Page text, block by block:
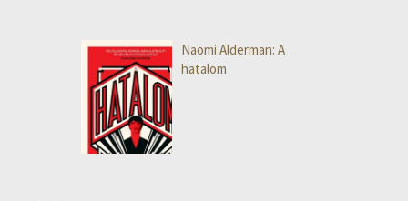
Naomi Alderman: A
hatalom